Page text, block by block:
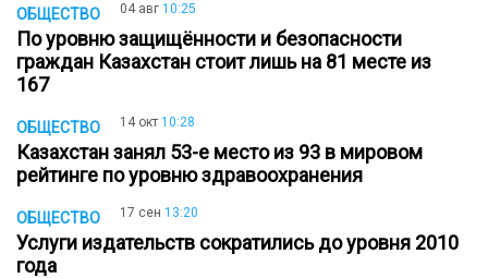
ОБЩЕСТВО 04 авг 10:25
По уровню защищённости и безопасности
граждан Казахстан стоит лишь на 81 месте из
167
ОБЩЕСТВО 14 окт 10:28
Казахстан занял 53-е место из 93 в мировом
рейтинге по уровню здравоохранения
ОБЩЕСТВО 17 сен 13:20
Услуги издательств сократились до уровня 2010
года